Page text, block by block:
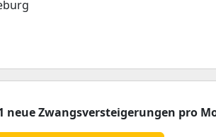
neue Zwangsversteigerungen pro